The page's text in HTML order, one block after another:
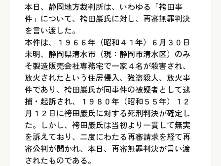
本日、静岡地方裁判所は、いわゆる「袴田事
件」について、袴田巖氏に対し、再審無罪判決
を言い渡した。
本件は、１９６６年（昭和４１年）６月３０日
未明、静岡県清水市（現：静岡市清水区）のみ
そ製造販売会社専務宅で一家４名が殺害され、
放火されたという住居侵入、強盗殺人、放火事
件であり、袴田巖氏が同事件の被疑者として逮
捕・起訴され、１９８０年（昭和５５年）１２
月１２日に袴田巖氏に対する死刑判決が確定し
た。しかし、袴田巖氏は当初より一貫して無実
を訴えており、二度にわたる再審請求を経て再
審公判が開かれ、本日、再審無罪判決が言い渡
されたものである。